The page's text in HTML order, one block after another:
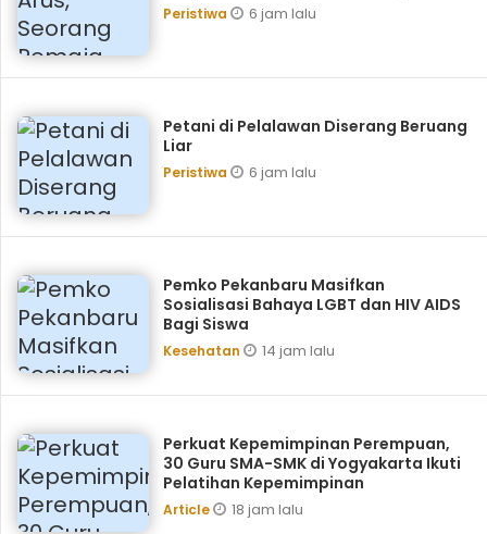
Peristiwa 6 jam lalu
Petani di Pelalawan Diserang Beruang
Liar
Peristiwa 6 jam lalu
Pemko Pekanbaru Masifkan
Sosialisasi Bahaya LGBT dan HIV AIDS
Bagi Siswa
Kesehatan 14 jam lalu
Perkuat Kepemimpinan Perempuan,
30 Guru SMA-SMK di Yogyakarta Ikuti
Pelatihan Kepemimpinan
Article 18 jam lalu